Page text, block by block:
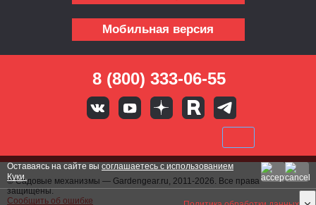
Мобильная версия
8 (800) 333-06-55
© Садовые механизмы — Gardengear.ru, 2011-2026. Все права
защищены.
Сообщить об ошибке
Оставаясь на сайте вы соглашаетесь с использованием
Куки.